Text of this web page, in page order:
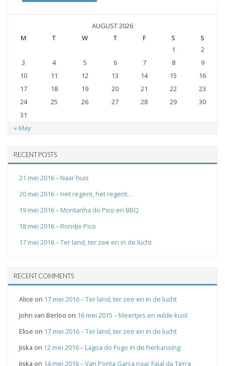
AUGUST 2026
M
T W T F S S
« May
1
2
3
4 5 6 7 8
9
10
11 12 13 14 15
16
17
18 19 20 21 22
23
24
25 26 27 28 29
30
31
RECENT POSTS
21 mei 2016 – Naar huis
20 mei 2016 – Het regent, het regent…
19 mei 2016 – Montanha do Pico en BBQ
18 mei 2016 – Rondje Pico
17 mei 2016 – Ter land, ter zee en in de lucht
RECENT COMMENTS
Alice on 17 mei 2016 – Ter land, ter zee en in de lucht
John van Berloo on 16 mei 2015 – Meertjes en wilde kust
Elise on 17 mei 2016 – Ter land, ter zee en in de lucht
Jiska on 12 mei 2016 – Lagoa do Fogo in de herkansing
Jiska on 14 mei 2016 – Van Ponta Garca naar Faial da Terra